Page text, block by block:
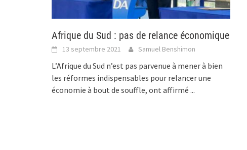
Afrique du Sud : pas de relance économique
13 septembre 2021 Samuel Benshimon
L’Afrique du Sud n’est pas parvenue à mener à bien
les réformes indispensables pour relancer une
économie à bout de souffle, ont affirmé ...